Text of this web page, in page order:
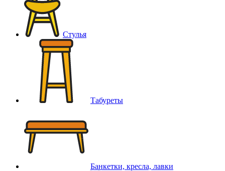
Стулья
Табуреты
Банкетки, кресла, лавки